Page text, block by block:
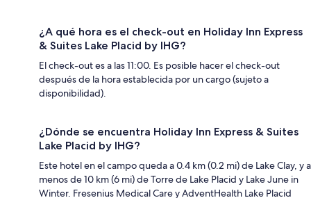
¿A qué hora es el check-out en Holiday Inn Express
& Suites Lake Placid by IHG?
El check-out es a las 11:00. Es posible hacer el check-out
después de la hora establecida por un cargo (sujeto a
disponibilidad).
¿Dónde se encuentra Holiday Inn Express & Suites
Lake Placid by IHG?
Este hotel en el campo queda a 0.4 km (0.2 mi) de Lake Clay, y a
menos de 10 km (6 mi) de Torre de Lake Placid y Lake June in
Winter. Fresenius Medical Care y AdventHealth Lake Placid